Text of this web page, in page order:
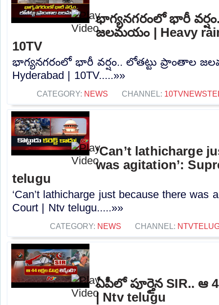
భాగ్యనగరంలో భారీ
జలమయం | Heavy
10TV
భాగ్యనగరంలో భారీ వర్షం.. లోతట్టు ప్రాంతాల
Hyderabad | 10TV.....»»
CATEGORY: NEWS CHANNEL:
‘Can’t lathicharge
was agitation’:
telugu
‘Can’t lathicharge just because there was
Court | Ntv telugu.....»»
CATEGORY: NEWS CHANNEL:
ఏపీలో పూర్తైన SIR.. ఆ
| Ntv telugu